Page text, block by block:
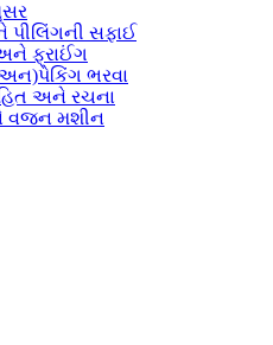
સફાઈ
ફ્રાઈંગ
ભરવા
અને રચના
વજન મશીન